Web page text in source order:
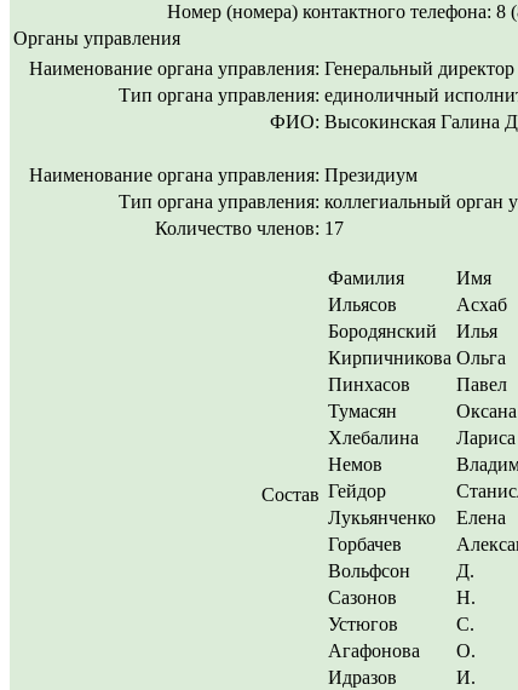
Номер (номера) контактного телефона: 8
Органы управления
Наименование органа управления: Генеральный директор
Тип органа управления: единоличный
ФИО: Высокинская Галина
Наименование органа управления: Президиум
Тип органа управления: коллегиальный орган
Количество членов: 17
Состав
Фамилия Имя
Ильясов
Асхаб
Бородянский
Илья
Кирпичникова Ольга
Пинхасов
Павел
Тумасян
Оксана
Хлебалина
Лариса
Немов
Гейдор
Лукьянченко
Елена
Горбачев
Вольфсон
Д.
Сазонов
Н.
Устюгов
С.
Агафонова
О.
Идразов
И.